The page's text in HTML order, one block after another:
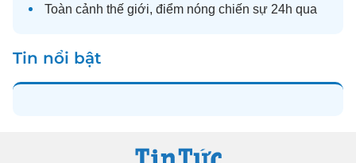
Toàn cảnh thế giới, điểm nóng chiến sự 24h qua
Tin nổi bật